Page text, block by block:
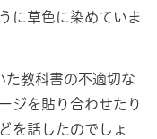
に草色に染めていま
た教科書の不適切な
ジを貼り合わせたり
を話したのでしょ